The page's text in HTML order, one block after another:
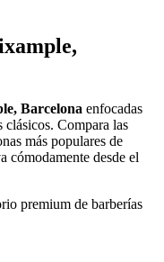
Barcelona enfocadas
clásicos. Compara las
más populares de
cómodamente desde el
premium de barberías